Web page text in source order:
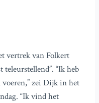
vertrek van Folkert
teleurstellend”. “Ik heb
voeren,” zei Dijk in het
“Ik vind het